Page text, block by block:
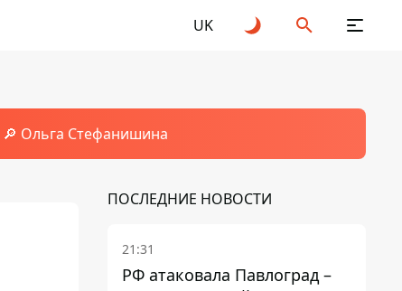
UK
🔎 Ольга Стефанишина
ПОСЛЕДНИЕ НОВОСТИ
21:31
РФ атаковала Павлоград –